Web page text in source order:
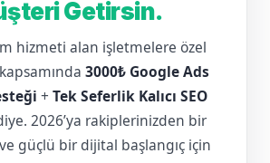
Getirsin.
hizmeti alan işletmelere özel
3000₺ Google Ads
+ Tek Seferlik Kalıcı SEO
2026’ya rakiplerinizden bir
güçlü bir dijital başlangıç için